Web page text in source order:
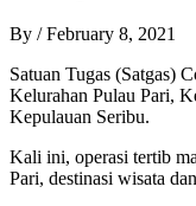
By / February 8, 2021
Satuan Tugas (Satgas)
Kelurahan Pulau Pari,
Kepulauan Seribu.
Kali ini, operasi tertib
Pari, destinasi wisata